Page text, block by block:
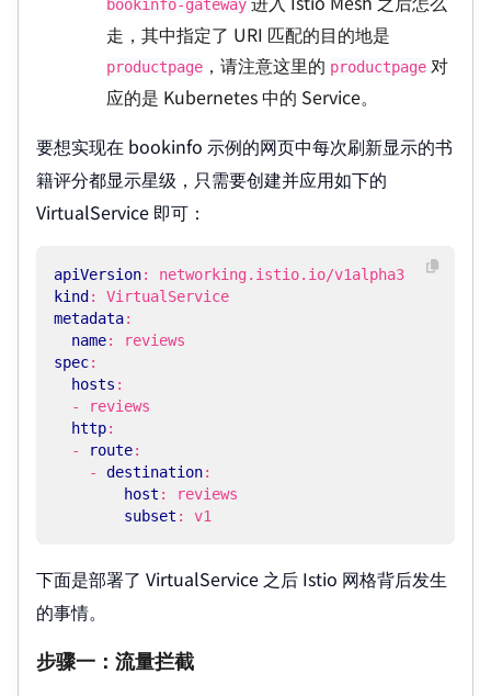
bookinfo-gateway
走，其中指定了 URI 匹配的目的地是
productpage ，请注意这里的 productpage 对
应的是 Kubernetes 中的 Service。
要想实现在 bookinfo 示例的网页中每次刷新显示的书
籍评分都显示星级，只需要创建并应用如下的
VirtualService 即可：
apiVersion:
networking.istio.io/v1alpha3
kind :
VirtualService
metadata:
name:
reviews
spec:
hosts :
-
reviews
http:
-
route:
- destination:
host :
reviews
subset : v1
下面是部署了 VirtualService 之后 Istio 网格背后发生
的事情。
步骤一：流量拦截